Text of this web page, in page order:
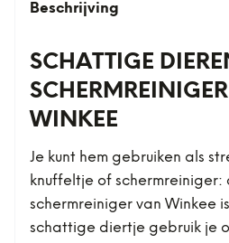
Beschrijving
SCHATTIGE
WINKEE
Je kunt hem gebruiken als
knuffeltje of schermreiniger:
schermreiniger van Winkee
schattige diertje gebruik je